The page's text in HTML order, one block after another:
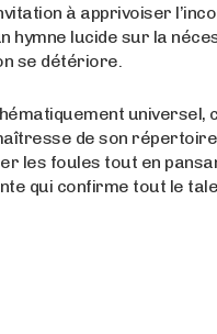
à apprivoiser
hymne lucide sur la
se détériore.
universel,
de son
les foules tout en
qui confirme tout le